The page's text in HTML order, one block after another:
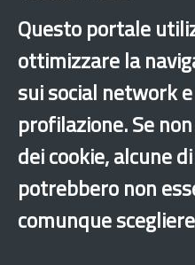
›×
Questo portale
ottimizzare la
sui social network
profilazione. Se
dei cookie, alcune
potrebbero non
comunque
Dichiarazione di accessibilità